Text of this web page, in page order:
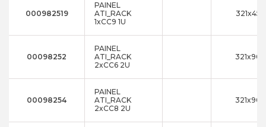
000982519
PAINEL
ATI_RACK
1xCC9 1U
321x45
00098252
PAINEL
ATI_RACK
2xCC6 2U
321x90
00098254
PAINEL
ATI_RACK
2xCC8 2U
321x90